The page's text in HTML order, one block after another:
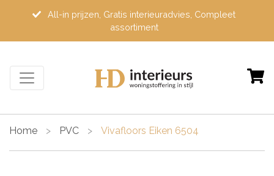
All-in prijzen, Gratis interieuradvies, Compleet
assortiment
Home > PVC > Vivafloors Eiken 6504